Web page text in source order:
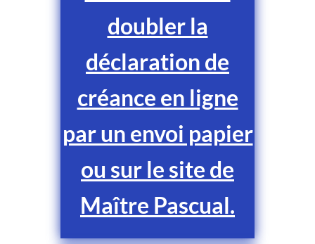
doubler la
déclaration de
créance en ligne
par un envoi papier
ou sur le site de
Maître Pascual.